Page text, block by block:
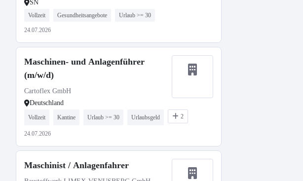
SN
Vollzeit Gesundheitsangebote Urlaub >= 30
24.07.2026
Maschinen- und Anlagenführer
(m/w/d)
Cartoflex GmbH
Deutschland
Vollzeit Kantine Urlaub >= 30 Urlaubsgeld 2
24.07.2026
Maschinist / Anlagenfahrer